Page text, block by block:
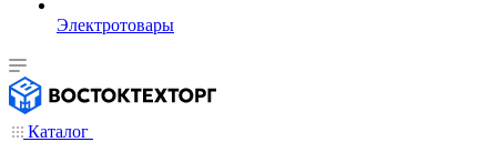
Электротовары
Каталог